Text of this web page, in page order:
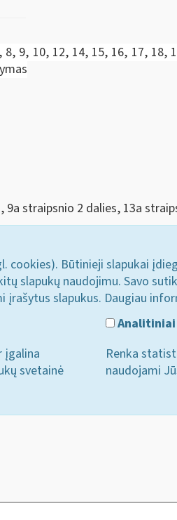
9, 10, 12, 14, 15, 16, 17,
straipsnio 2 dalies, 13a
cookies). Būtinieji slapukai
slapukų naudojimu. Savo
slapukus. Daugiau
įgalina
svetainė
Renka
naudojami